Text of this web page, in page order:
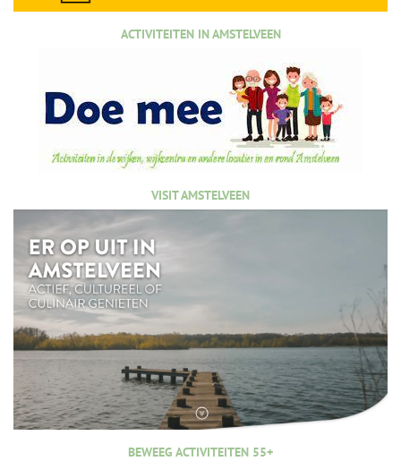
ACTIVITEITEN IN AMSTELVEEN
VISIT AMSTELVEEN
BEWEEG ACTIVITEITEN 55+